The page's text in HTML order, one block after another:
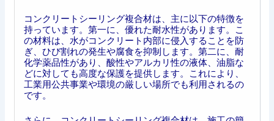
コンクリートシーリング複合材は、主に以下の特徴を
持っています。第一に、優れた耐水性があります。こ
の材料は、水がコンクリート内部に侵入することを防
ぎ、ひび割れの発生や腐食を抑制します。第二に、耐
化学薬品性があり、酸性やアルカリ性の液体、油脂な
どに対しても高度な保護を提供します。これにより、
工業用公共事業や環境の厳しい場所でも利用されるの
です。